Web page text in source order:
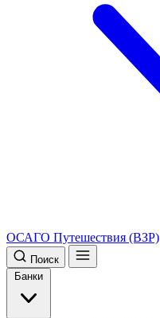
ОСАГО Путешествия (ВЗР)
Поиск
Банки